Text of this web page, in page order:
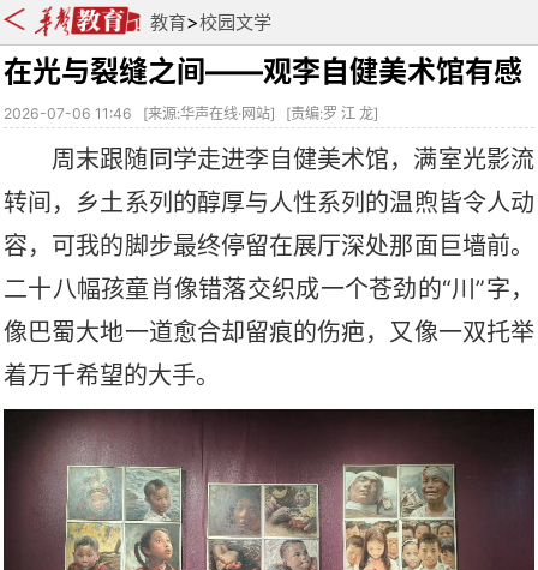
教育>校园文学
在光与裂缝之间——观李自健美术馆有感
2026-07-06 11:46 [来源:华声在线·网站] [责编:罗 江 龙]
周末跟随同学走进李自健美术馆，满室光影流
转间，乡土系列的醇厚与人性系列的温煦皆令人动
容，可我的脚步最终停留在展厅深处那面巨墙前。
二十八幅孩童肖像错落交织成一个苍劲的“川”字，
像巴蜀大地一道愈合却留痕的伤疤，又像一双托举
着万千希望的大手。